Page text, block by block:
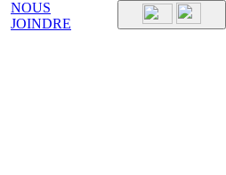
NOUS
JOINDRE